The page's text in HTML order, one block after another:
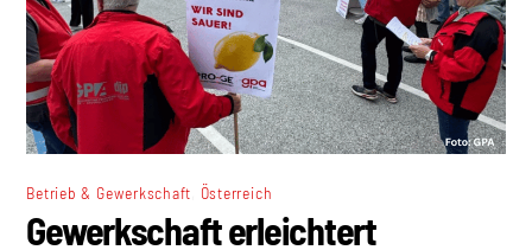
Betrieb & Gewerkschaft Österreich
Gewerkschaft erleichtert